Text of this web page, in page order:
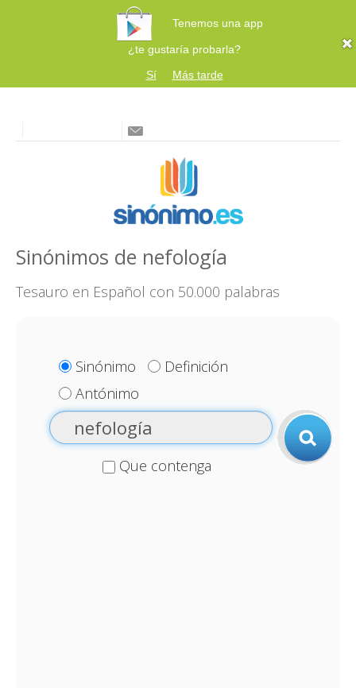
Tenemos una app
¿te gustaría probarla?
Sí
Más tarde
Sinónimos de nefología
Tesauro en Español con 50.000 palabras
Sinónimo
Definición
Antónimo
Que contenga